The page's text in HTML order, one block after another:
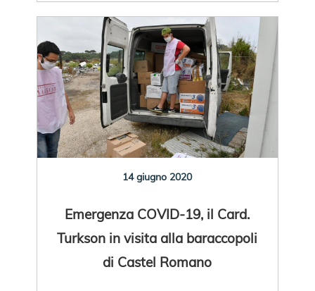
14 giugno 2020
Emergenza COVID-19, il Card.
Turkson in visita alla baraccopoli
di Castel Romano